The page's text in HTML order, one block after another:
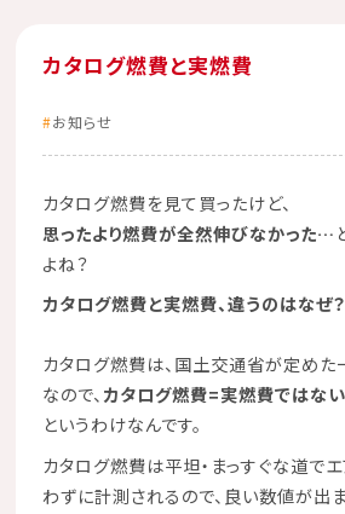
カタログ燃費と実燃費
お知らせ
カタログ燃費を見て買ったけど、
思ったより燃費が全然伸びなかった…
よね？
カタログ燃費と実燃費、違うのはなぜ？
カタログ燃費は、国土交通省が定め
なので、カタログ燃費=実燃費ではない
というわけなんです。
カタログ燃費は平坦・まっすぐな道で
わずに計測されるので、良い数値が出ま